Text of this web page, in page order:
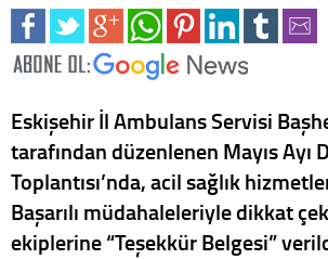
Eskişehir İl Ambulans Servisi
tarafından düzenlenen Mayıs Ayı
Toplantısı’nda, acil sağlık
Başarılı müdahaleleriyle dikkat
ekiplerine “Teşekkür Belgesi”